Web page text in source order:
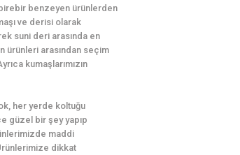
benzeyen ürünlerden
ve derisi olarak
suni deri arasında en
ürünleri arasından seçim
kumaşlarımızın
her yerde koltuğu
güzel bir şey yapıp
maddi
dikkat